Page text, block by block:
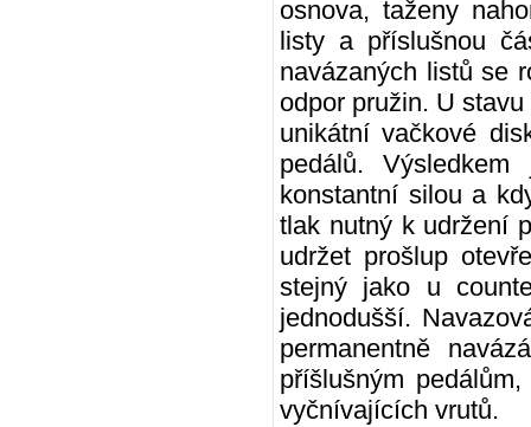
osnova, taženy
listy a příslušnou
navázaných listů se
odpor pružin. U
unikátní vačkové
pedálů.
konstantní silou a
tlak nutný k udržení
udržet prošlup
stejný jako u
jednodušší.
permanentně
příšlušným
vyčnívajících vrutů.